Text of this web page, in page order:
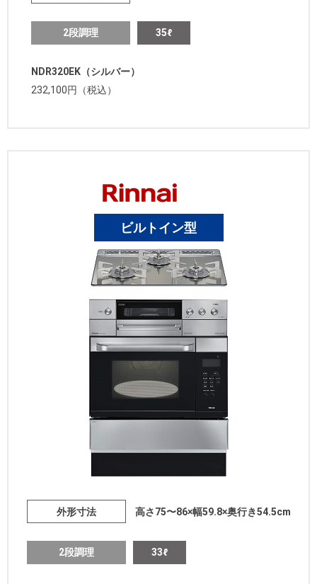
2段調理 35ℓ
NDR320EK（シルバー）
232,100円（税込）
ビルトイン型
外形寸法 高さ75〜86×幅59.8×奥行き54.5cm
2段調理 33ℓ